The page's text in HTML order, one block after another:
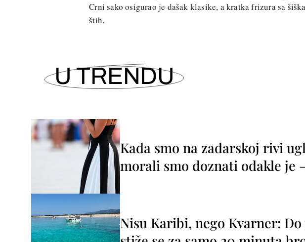
Crni sako osigurao je dašak klasike, a kratka frizura sa
štih.
U TRENDU
Kada smo na zadarskoj rivi
morali smo doznati odakle je
Nisu Karibi, nego Kvarner: